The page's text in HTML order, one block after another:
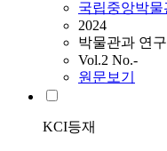
국립중앙박물
2024
박물관과 연구
Vol.2 No.-
원문보기
KCI등재